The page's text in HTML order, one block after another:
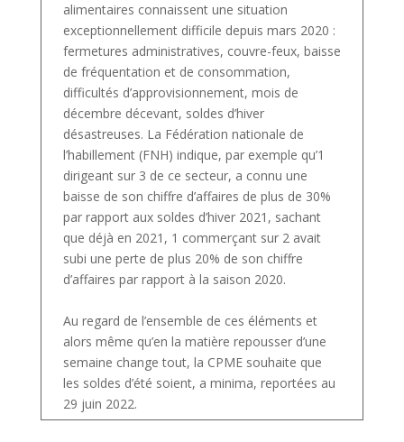
alimentaires connaissent une situation
exceptionnellement difficile depuis mars 2020 :
fermetures administratives, couvre-feux, baisse
de fréquentation et de consommation,
difficultés d’approvisionnement, mois de
décembre décevant, soldes d’hiver
désastreuses. La Fédération nationale de
l’habillement (FNH) indique, par exemple qu’1
dirigeant sur 3 de ce secteur, a connu une
baisse de son chiffre d’affaires de plus de 30%
par rapport aux soldes d’hiver 2021, sachant
que déjà en 2021, 1 commerçant sur 2 avait
subi une perte de plus 20% de son chiffre
d’affaires par rapport à la saison 2020.
Au regard de l’ensemble de ces éléments et
alors même qu’en la matière repousser d’une
semaine change tout, la CPME souhaite que
les soldes d’été soient, a minima, reportées au
29 juin 2022.